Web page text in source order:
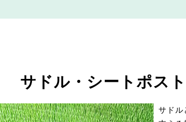
サドル・シートポス
サドル